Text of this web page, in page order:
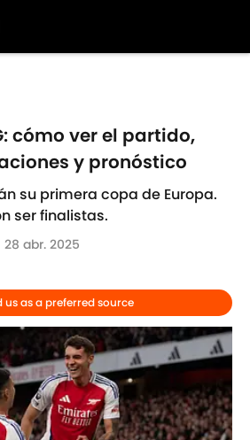
cómo ver el partido,
y pronóstico
su primera copa de Europa.
ser finalistas.
28 abr. 2025
us as a preferred source